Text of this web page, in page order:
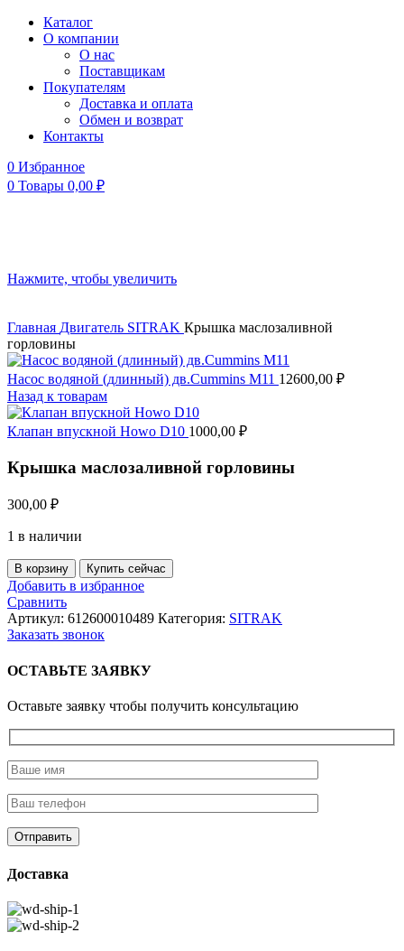
Каталог
О компании
О нас
Поставщикам
Покупателям
Доставка и оплата
Обмен и возврат
Контакты
0 Избранное
0 Товары 0,00 ₽
Нажмите, чтобы увеличить
Главная Двигатель SITRAK Крышка маслозаливной
горловины
Насос водяной (длинный) дв.Cummins M11 12600,00 ₽
Назад к товарам
Клапан впускной Howo D10 1000,00 ₽
Крышка маслозаливной горловины
300,00 ₽
1 в наличии
Количество
товара
Крышка
маслозаливной
горловины
В корзину Купить сейчас
Добавить в избранное
Сравнить
Артикул: 612600010489 Категория: SITRAK
Заказать звонок
ОСТАВЬТЕ ЗАЯВКУ
Оставьте заявку чтобы получить консультацию
Доставка